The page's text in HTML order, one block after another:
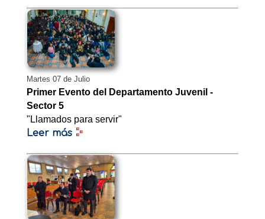
Martes 07 de Julio
Primer Evento del Departamento Juvenil -
Sector 5
"Llamados para servir"
Leer más